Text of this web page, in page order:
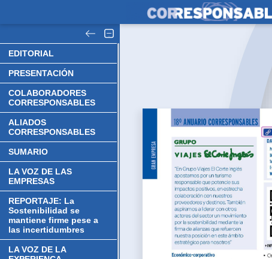
EDITORIAL
PRESENTACIÓN
COLABORADORES
CORRESPONSABLES
ALIADOS
CORRESPONSABLES
SUMARIO
LA VOZ DE LAS
EMPRESAS
REPORTAJE: La
Sostenibilidad se
mantiene firme pese a
las incertidumbres
LA VOZ DE LA